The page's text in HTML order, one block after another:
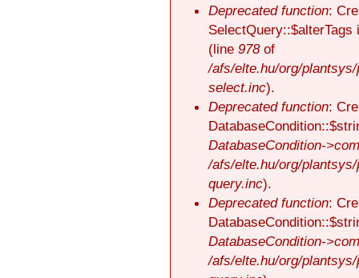
Deprecated function:
(line 978of
/afs/elte.hu/org/
select.inc).
Deprecated function:
DatabaseCondition-
/afs/elte.hu/org/
query.inc).
Deprecated function:
DatabaseCondition-
/afs/elte.hu/org/